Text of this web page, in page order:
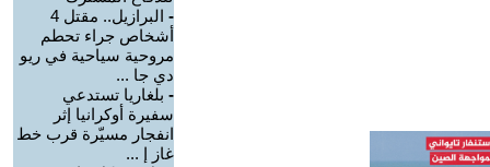
-
البرازيل.. مقتل 4
أشخاص جراء تحطم
مروحية سياحية في ريو
دي جا ...
- بلغاريا تستدعي
سفيرة أوكرانيا إثر
انفجار مسيّرة قرب خط
غاز إ ...